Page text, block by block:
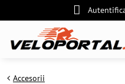
Accesorii